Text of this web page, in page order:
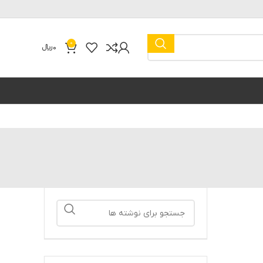
0
0﷼